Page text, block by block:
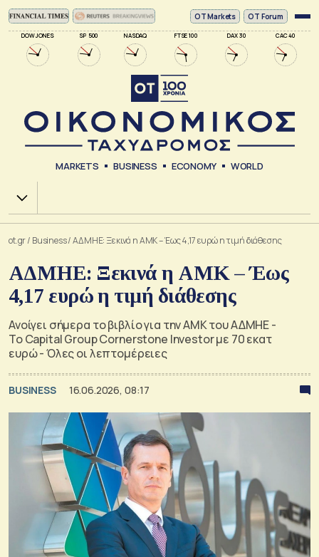
DOW JONES SP 500 NASDAQ FTSE 100 DAX 30 CAC 40
ΟΤ Markets OT Forum
MARKETS BUSINESS ECONOMY WORLD
Χ.Α.
ot.gr/ Business/ΑΔΜΗΕ: Ξεκινά η ΑΜΚ – Έως 4,17 ευρώ η τιμή διάθεσης
ΑΔΜΗΕ: Ξεκινά η ΑΜΚ – Έως
4,17 ευρώ η τιμή διάθεσης
Ανοίγει σήμερα το βιβλίο για την ΑΜΚ του ΑΔΜΗΕ -
Το Capital Group Cornerstone Investor με 70 εκατ
ευρώ - Όλες οι λεπτομέρειες
BUSINESS 16.06.2026, 08:17